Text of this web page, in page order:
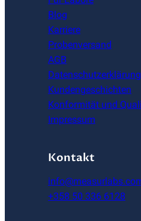
Blog
Karriere
Probenversand
AGB
Datenschutzerklärung
Kundengeschichten
Konformität und
Impressum
Kontakt
+358 50 336 6128